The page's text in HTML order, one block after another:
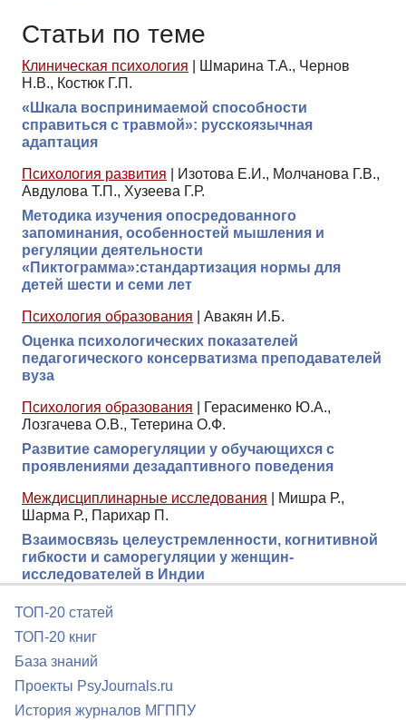
Статьи по теме
Клиническая психология
Шмарина Т.А., Чернов
Н.В., Костюк Г.П.
«Шкала воспринимаемой способности
справиться с травмой»: русскоязычная
адаптация
Психология развития
Изотова Е.И., Молчанова Г.В.,
Авдулова Т.П., Хузеева Г.Р.
Методика изучения опосредованного
запоминания, особенностей мышления и
регуляции деятельности
«Пиктограмма»:стандартизация нормы для
детей шести и семи лет
Психология образования
Авакян И.Б.
Оценка психологических показателей
педагогического консерватизма преподавателей
вуза
Психология образования
Герасименко Ю.А.,
Лозгачева О.В., Тетерина О.Ф.
Развитие саморегуляции у обучающихся с
проявлениями дезадаптивного поведения
Междисциплинарные исследования
Мишра Р.,
Шарма Р., Парихар П.
Взаимосвязь целеустремленности, когнитивной
гибкости и саморегуляции у женщин-
исследователей в Индии
ТОП-20 статей
ТОП-20 книг
База знаний
Проекты PsyJournals.ru
История журналов МГППУ